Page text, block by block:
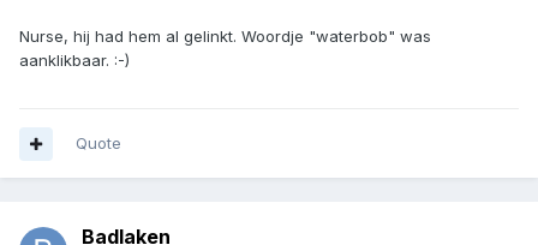
Nurse, hij had hem al gelinkt. Woordje "waterbob" was
aanklikbaar. :-)
Quote
Badlaken